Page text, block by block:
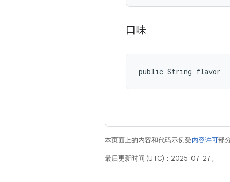
口味
public String flavor
本页面上的内容和代码示例受内容许可部
最后更新时间 (UTC)：2025-07-27。